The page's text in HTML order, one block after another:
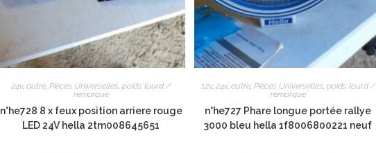
24v,autre,Pièces Universelles,poids lourd /
remorque
n°he728 8 x feux position arriere rouge
LED 24V hella 2tm008645651
12v, 24v, autre, Pièces Universelles, poids lourd /
remorque
n°he727 Phare longue portée rallye
3000 bleu hella 1f8006800221 neuf